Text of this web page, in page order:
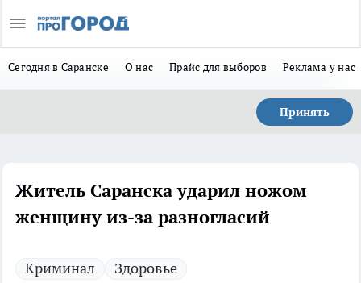
Сегодня в Саранске О нас Прайс для выборов Реклама у нас
Принять
Житель Саранска ударил ножом
женщину из-за разногласий
Криминал Здоровье